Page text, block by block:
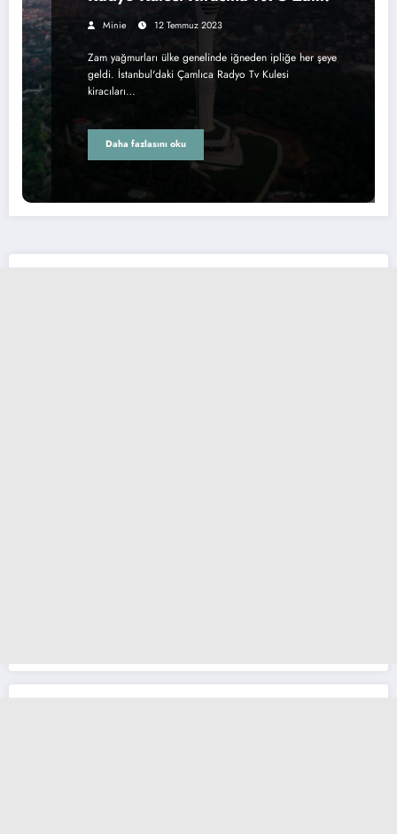
Minie 12 Temmuz 2023
Zam yağmurları ülke genelinde iğneden ipliğe her şeye
geldi. İstanbul'daki Çamlıca Radyo Tv Kulesi
kiracıları…
Daha fazlasını oku